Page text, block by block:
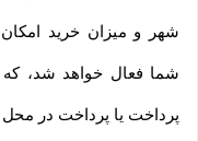
شهر و میزان خرید
شما فعال خواهد شد، که
پرداخت یا پرداخت در